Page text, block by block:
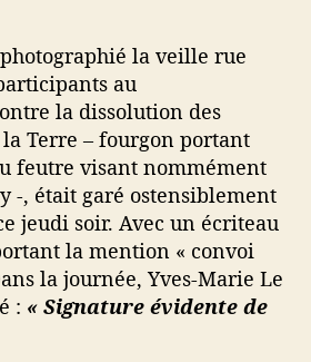
la veille rue
au
la dissolution des
Terre – fourgon portant
feutre visant nommément
-, était garé ostensiblement
jeudi soir. Avec un écriteau
la mention « convoi
la journée, Yves-Marie Le
: « Signature évidente de